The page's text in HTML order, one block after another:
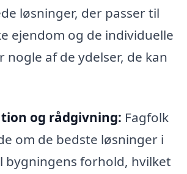
løsninger, der passer til
ejendom og de individuelle
nogle af de ydelser, de kan
og rådgivning: Fagfolk
om de bedste løsninger i
bygningens forhold, hvilket